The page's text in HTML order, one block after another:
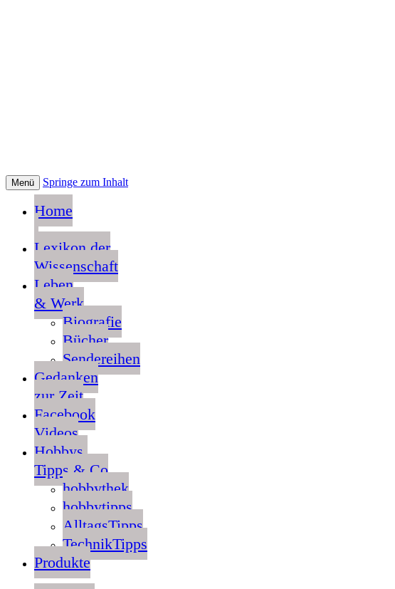
Menü Springe zum Inhalt
Home
Lexikon der
Wissenschaft
Leben
& Werk
Biografie
Bücher
Sendereihen
Gedanken
zur Zeit
Facebook
Videos
Hobbys,
Tipps & Co
hobbythek
hobbytipps
AlltagsTipps
TechnikTipps
Produkte